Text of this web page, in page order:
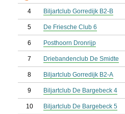
4 Biljartclub Gorredijk B2-B
5 De Friesche Club 6
6 Posthoorn Dronrijp
7 Driebandenclub De Smidte
8 Biljartclub Gorredijk B2-A
9 Biljartclub De Bargebeck 4
10 Biljartclub De Bargebeck 5